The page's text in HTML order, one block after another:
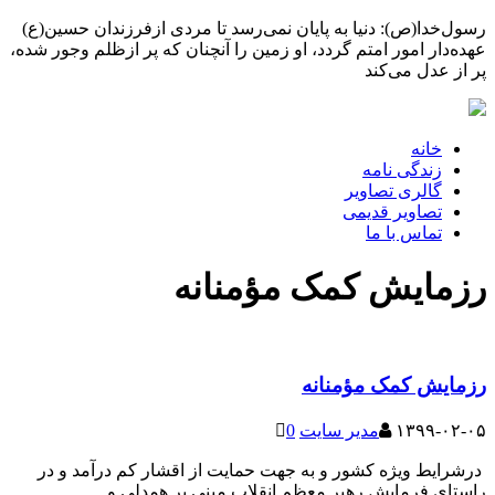
رسول‌خدا(ص): دنیا به پایان نمی‌رسد تا مردی ازفرزندان حسین(ع)
عهده‌دار امور امتم گردد، او زمین را آنچنان که پر ازظلم وجور شده،
پر از عدل می‌کند
خانه
زندگی نامه
گالری تصاویر
تصاویر قدیمی
تماس با ما
رزمایش کمک مؤمنانه
رزمایش کمک مؤمنانه
۱۳۹۹-۰۲-۰۵ مدیر سایت 0
درشرایط ویژه کشور و به جهت حمایت از اقشار کم درآمد و در